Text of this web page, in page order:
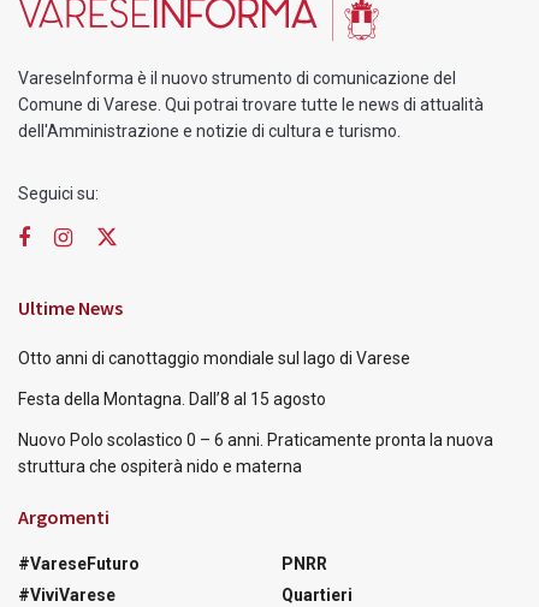
VareseInforma è il nuovo strumento di comunicazione del
Comune di Varese. Qui potrai trovare tutte le news di attualità
dell'Amministrazione e notizie di cultura e turismo.
Seguici su:
Ultime News
Otto anni di canottaggio mondiale sul lago di Varese
Festa della Montagna. Dall’8 al 15 agosto
Nuovo Polo scolastico 0 – 6 anni. Praticamente pronta la nuova
struttura che ospiterà nido e materna
Argomenti
#VareseFuturo
#ViviVarese
PNRR
Quartieri